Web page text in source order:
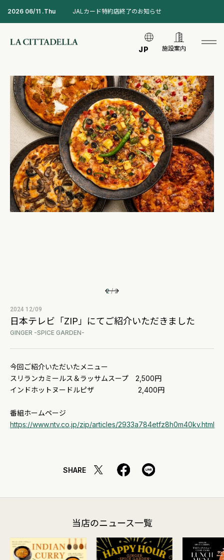
2026 06/11 .Thu JALカード特約店終了のお知らせ
JP 施設案内
2/2
2024 12/09
日本テレビ「ZIP」にてご紹介いただきました
GINGER -SPICE GARDEN-
今回ご紹介いただいたメニュー
スリランカミールス＆ラッサムスープ 2,500円
インドホットヌードルピザ 2,400円
番組ホームページ
https://www.ntv.co.jp/zip/articles/2933a784etfz8h0m40kv.html
SHARE
当店のニュース一覧